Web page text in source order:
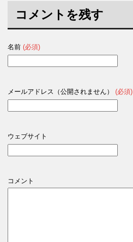
コメントを残す
名前 (必須)
メールアドレス（公開されません） (必須)
ウェブサイト
コメント